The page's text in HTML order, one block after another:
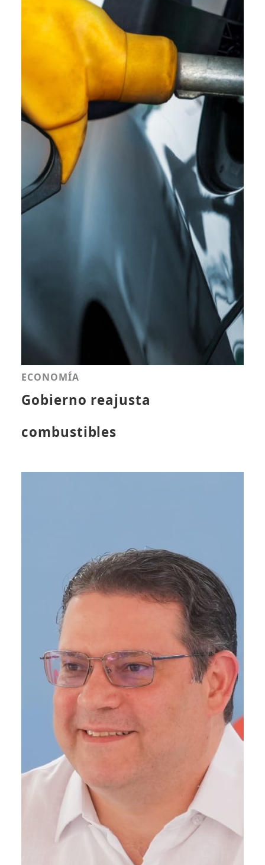
ECONOMÍA
Gobierno reajusta
combustibles